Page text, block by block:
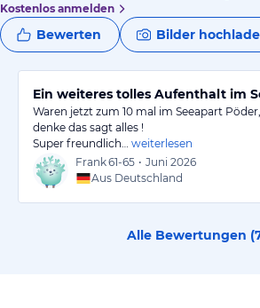
Kostenlos anmelden
Bewerten Bilder
Ein weiteres tolles Aufenthalt im
Waren jetzt zum 10 mal im Seeapart
denke das sagt alles !
Super freundlich…
weiterlesen
Frank61-65 • Juni 2026
Aus Deutschland
Alle Bewertungen (